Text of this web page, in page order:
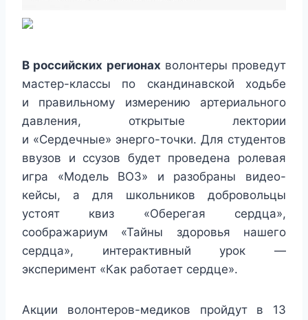
В российских регионах волонтеры проведут
мастер-классы по скандинавской ходьбе
и правильному измерению артериального
давления, открытые лектории
и «Сердечные» энерго-точки. Для студентов
ввузов и ссузов будет проведена ролевая
игра «Модель ВОЗ» и разобраны видео-
кейсы, а для школьников добровольцы
устоят квиз «Оберегая сердца»,
соображариум «Тайны здоровья нашего
сердца», интерактивный урок —
эксперимент «Как работает сердце».
Акции волонтеров-медиков пройдут в 13